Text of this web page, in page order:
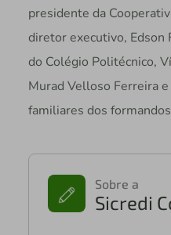
presidente da
diretor executivo, Edson
do Colégio Politécnico,
Murad Velloso Ferreira
familiares dos
Sobre a
Sicredi